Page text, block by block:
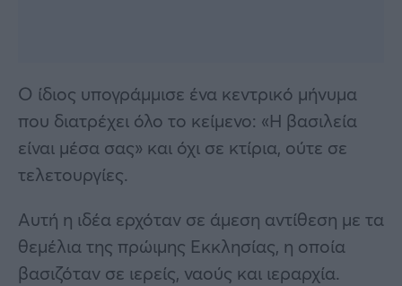
Ο ίδιος υπογράμμισε ένα κεντρικό μήνυμα
που διατρέχει όλο το κείμενο: «Η βασιλεία
είναι μέσα σας» και όχι σε κτίρια, ούτε σε
τελετουργίες.
Αυτή η ιδέα ερχόταν σε άμεση αντίθεση με τα
θεμέλια της πρώιμης Εκκλησίας, η οποία
βασιζόταν σε ιερείς, ναούς και ιεραρχία.